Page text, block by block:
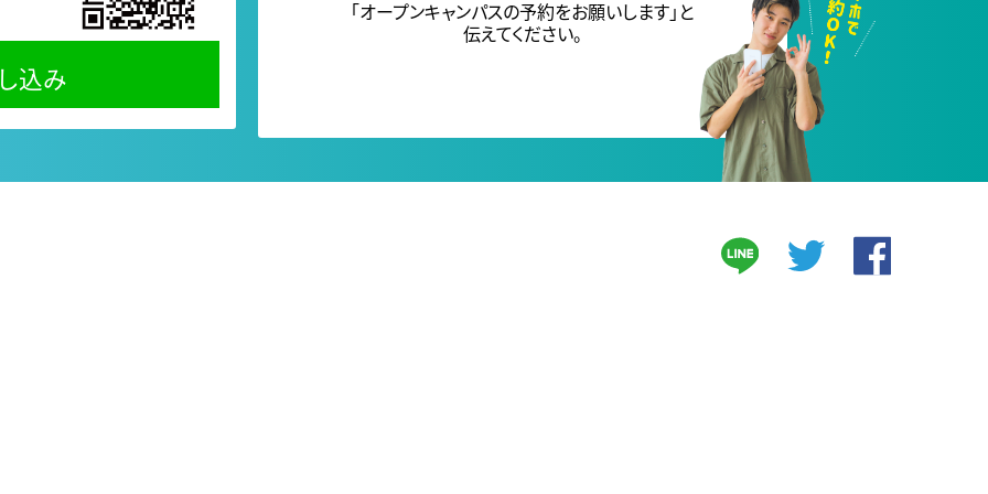
込み
「オープンキャンパスの予約をお願いします」と
伝えてください。